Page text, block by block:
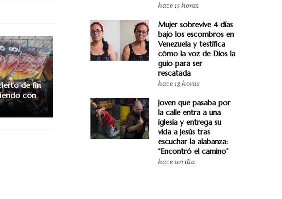
de fin
con
hace 15 horas
Mujer sobrevive 4 días
bajo los escombros en
Venezuela y testifica
cómo la voz de Dios la
guio para ser
rescatada
hace 18 horas
Joven que pasaba por
la calle entra a una
iglesia y entrega su
vida a Jesús tras
escuchar la alabanza:
“Encontró el camino”
hace un día